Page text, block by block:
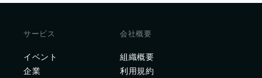
サービス
イベント
企業
会社概要
組織概要
利用規約